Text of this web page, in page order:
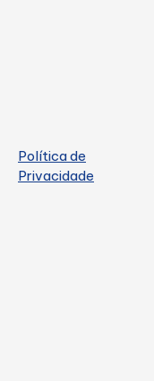
Política de
Privacidade